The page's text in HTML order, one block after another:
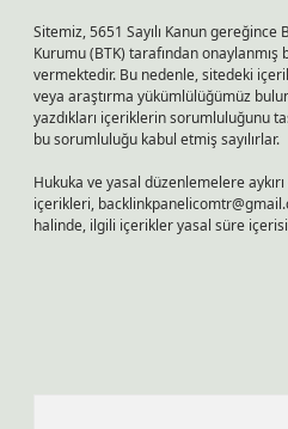
Sitemiz, 5651 Sayılı Kanun
Kurumu (BTK) tarafından onaylanmış
vermektedir. Bu nedenle, sitedeki
veya araştırma yükümlülüğümüz
yazdıkları içeriklerin sorumluluğunu
bu sorumluluğu kabul etmiş sayılırlar.
Hukuka ve yasal düzenlemelere
içerikleri,
halinde, ilgili içerikler yasal süre